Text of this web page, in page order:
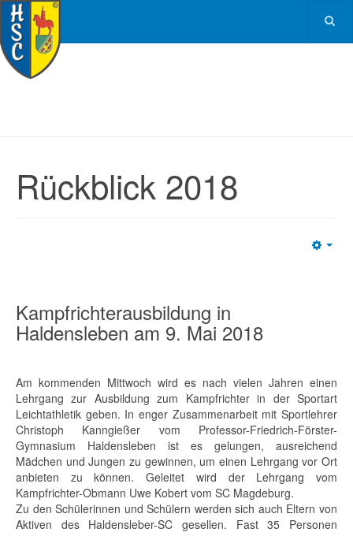
Rückblick 2018
Kampfrichterausbildung in
Haldensleben am 9. Mai 2018
Am kommenden Mittwoch wird es nach vielen Jahren einen
Lehrgang zur Ausbildung zum Kampfrichter in der Sportart
Leichtathletik geben. In enger Zusammenarbeit mit Sportlehrer
Christoph Kanngießer vom Professor-Friedrich-Förster-
Gymnasium Haldensleben ist es gelungen, ausreichend
Mädchen und Jungen zu gewinnen, um einen Lehrgang vor Ort
anbieten zu können. Geleitet wird der Lehrgang vom
Kampfrichter-Obmann Uwe Kobert vom SC Magdeburg.
Zu den Schülerinnen und Schülern werden sich auch Eltern von
Aktiven des Haldensleber-SC gesellen. Fast 35 Personen